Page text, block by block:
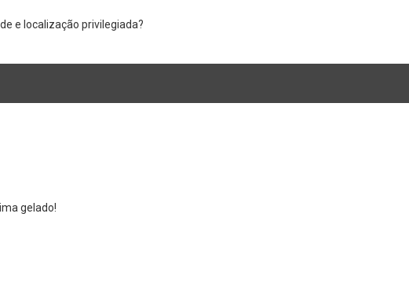
e localização privilegiada?
gelado!